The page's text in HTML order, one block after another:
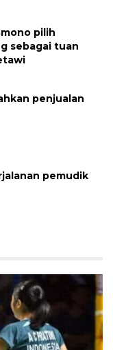
pilih
sebagai tuan
penjualan
pemudik